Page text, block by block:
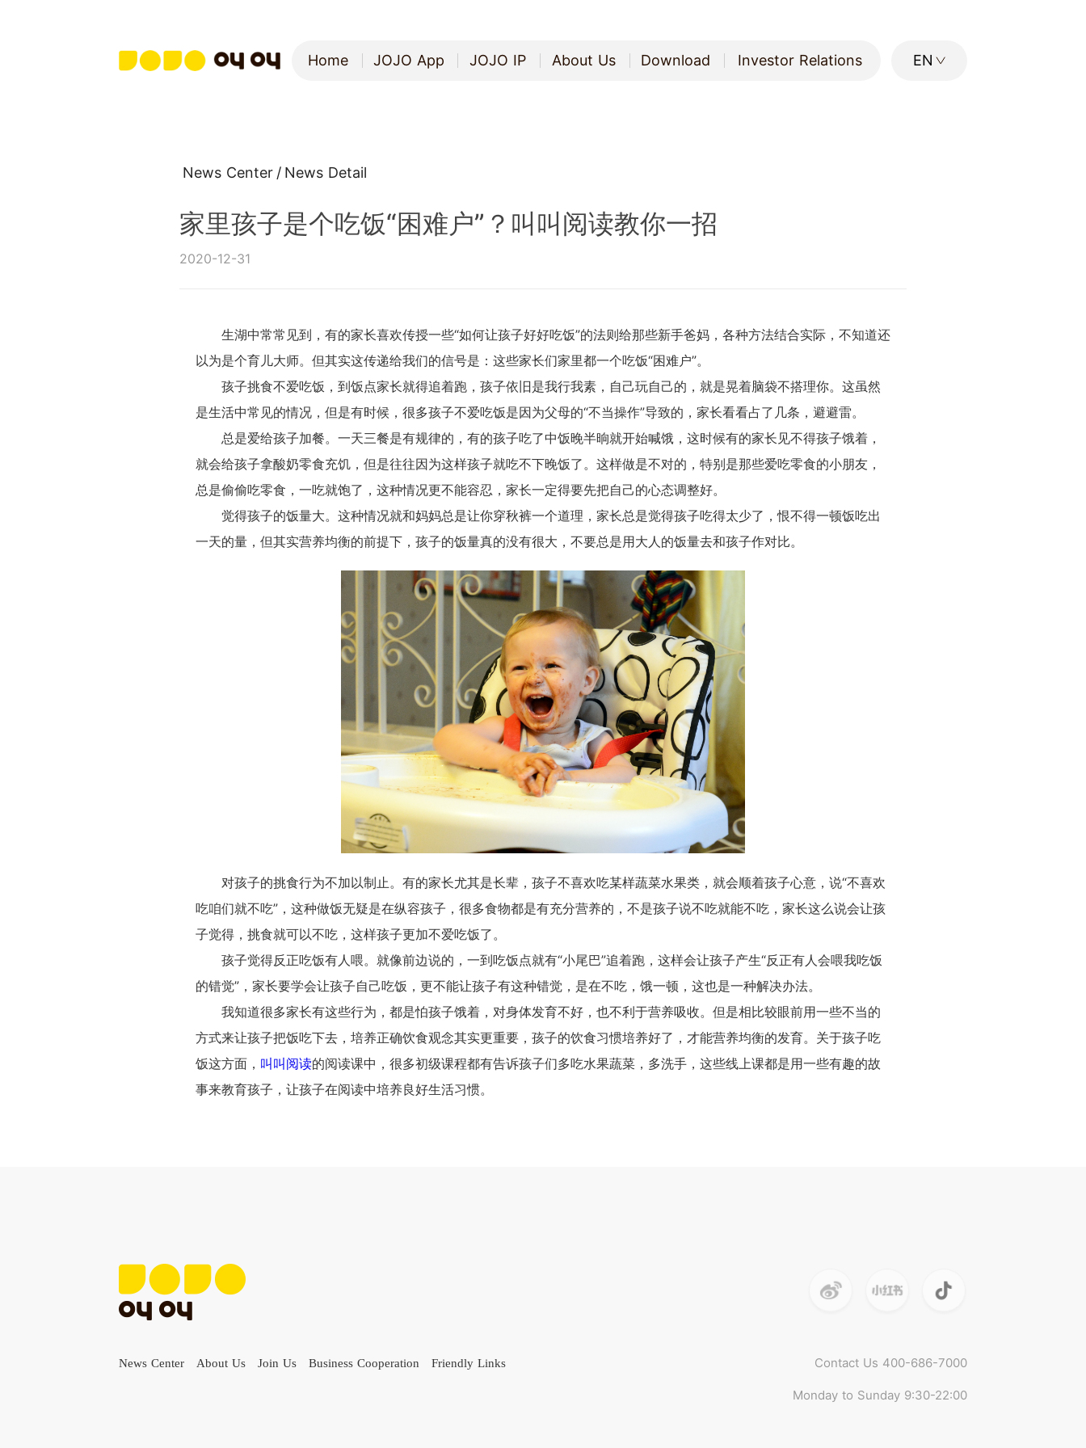
Home
JOJO App
JOJO IP
About Us
Download
Investor Relations
EN
News Center / News Detail
家里孩子是个吃饭“困难户”？叫叫阅读教你一招
2020-12-31
生湖中常常见到，有的家长喜欢传授一些“如何让孩子好好吃饭”的法则给那些新手爸妈，各种方法结合实际，不知道还
以为是个育儿大师。但其实这传递给我们的信号是：这些家长们家里都一个吃饭“困难户”。
孩子挑食不爱吃饭，到饭点家长就得追着跑，孩子依旧是我行我素，自己玩自己的，就是晃着脑袋不搭理你。这虽然
是生活中常见的情况，但是有时候，很多孩子不爱吃饭是因为父母的“不当操作”导致的，家长看看占了几条，避避雷。
总是爱给孩子加餐。一天三餐是有规律的，有的孩子吃了中饭晚半晌就开始喊饿，这时候有的家长见不得孩子饿着，
就会给孩子拿酸奶零食充饥，但是往往因为这样孩子就吃不下晚饭了。这样做是不对的，特别是那些爱吃零食的小朋友，
总是偷偷吃零食，一吃就饱了，这种情况更不能容忍，家长一定得要先把自己的心态调整好。
觉得孩子的饭量大。这种情况就和妈妈总是让你穿秋裤一个道理，家长总是觉得孩子吃得太少了，恨不得一顿饭吃出
一天的量，但其实营养均衡的前提下，孩子的饭量真的没有很大，不要总是用大人的饭量去和孩子作对比。
对孩子的挑食行为不加以制止。有的家长尤其是长辈，孩子不喜欢吃某样蔬菜水果类，就会顺着孩子心意，说“不喜欢
吃咱们就不吃”，这种做饭无疑是在纵容孩子，很多食物都是有充分营养的，不是孩子说不吃就能不吃，家长这么说会让孩
子觉得，挑食就可以不吃，这样孩子更加不爱吃饭了。
孩子觉得反正吃饭有人喂。就像前边说的，一到吃饭点就有“小尾巴”追着跑，这样会让孩子产生“反正有人会喂我吃饭
的错觉”，家长要学会让孩子自己吃饭，更不能让孩子有这种错觉，是在不吃，饿一顿，这也是一种解决办法。
我知道很多家长有这些行为，都是怕孩子饿着，对身体发育不好，也不利于营养吸收。但是相比较眼前用一些不当的
方式来让孩子把饭吃下去，培养正确饮食观念其实更重要，孩子的饮食习惯培养好了，才能营养均衡的发育。关于孩子吃
饭这方面， 叫叫阅读的阅读课中，很多初级课程都有告诉孩子们多吃水果蔬菜，多洗手，这些线上课都是用一些有趣的故
事来教育孩子，让孩子在阅读中培养良好生活习惯。
News Center About Us Join Us Business Cooperation Friendly Links Contact Us 400-686-7000
Monday to Sunday 9:30-22:00